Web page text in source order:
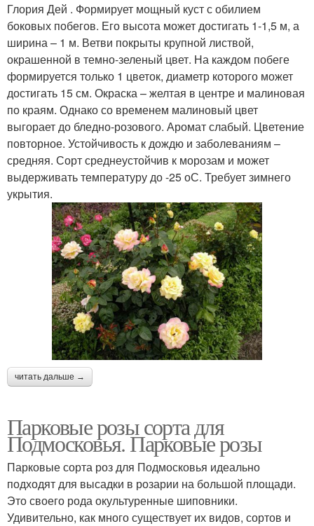
Глория Дей . Формирует мощный куст с обилием
боковых побегов. Его высота может достигать 1-1,5 м, а
ширина – 1 м. Ветви покрыты крупной листвой,
окрашенной в темно-зеленый цвет. На каждом побеге
формируется только 1 цветок, диаметр которого может
достигать 15 см. Окраска – желтая в центре и малиновая
по краям. Однако со временем малиновый цвет
выгорает до бледно-розового. Аромат слабый. Цветение
повторное. Устойчивость к дождю и заболеваниям –
средняя. Сорт среднеустойчив к морозам и может
выдерживать температуру до -25 оС. Требует зимнего
укрытия.
читать дальше →
Парковые розы сорта для
Подмосковья. Парковые розы
Парковые сорта роз для Подмосковья идеально
подходят для высадки в розарии на большой площади.
Это своего рода окультуренные шиповники.
Удивительно, как много существует их видов, сортов и